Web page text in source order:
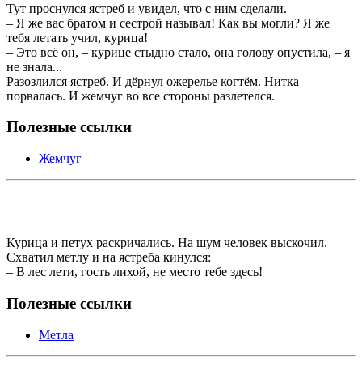
Тут проснулся ястреб и увидел, что с ним сделали.
– Я же вас братом и сестрой называл! Как вы могли? Я же
тебя летать учил, курица!
– Это всё он, – курице стыдно стало, она голову опустила, – я
не знала...
Разозлился ястреб. И дёрнул ожерелье когтём. Нитка
порвалась. И жемчуг во все стороны разлетелся.
Полезные ссылки
Жемчуг
Курица и петух раскричались. На шум человек выскочил.
Схватил метлу и на ястреба кинулся:
– В лес лети, гость лихой, не место тебе здесь!
Полезные ссылки
Метла